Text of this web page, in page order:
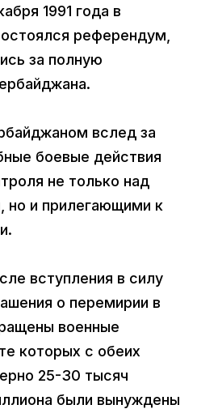
1991 года в
референдум,
за полную
вслед за
боевые действия
не только над
но и прилегающими к
вступления в силу
о перемирии в
военные
которых с обеих
25-30 тысяч
были вынуждены